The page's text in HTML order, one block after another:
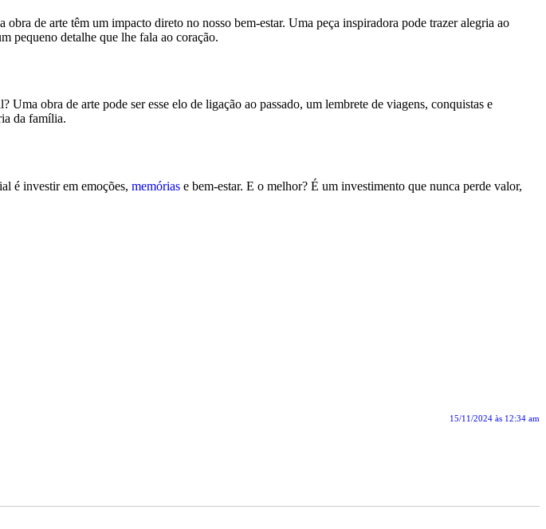
de arte têm um impacto direto no nosso bem-estar. Uma peça inspiradora pode trazer alegria ao
pequeno detalhe que lhe fala ao coração.
obra de arte pode ser esse elo de ligação ao passado, um lembrete de viagens, conquistas e
da família.
é investir em emoções, memórias e bem-estar. E o melhor? É um investimento que nunca perde valor,
15/11/2024 às 12:34 am